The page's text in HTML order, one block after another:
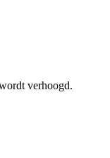
verhoogd.